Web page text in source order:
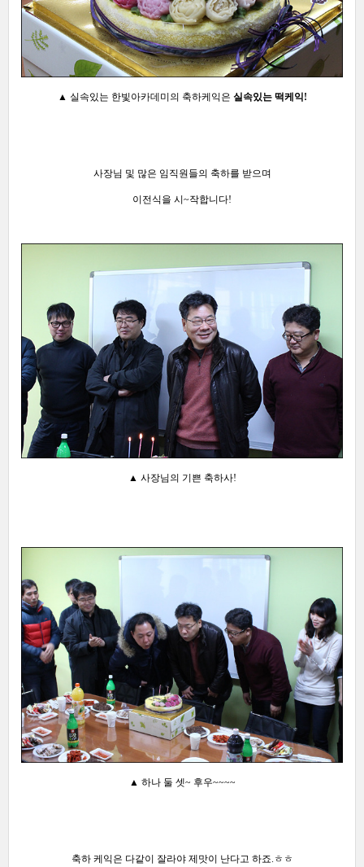
▲ 실속있는 한빛아카데미의 축하케익은 실속있는 떡케익!
사장님 및 많은 임직원들의 축하를 받으며
이전식을 시~작합니다!
▲ 사장님의 기쁜 축하사!
▲ 하나 둘 셋~ 후우~~~~
축하 케익은 다같이 잘라야 제맛이 난다고 하죠.ㅎㅎ